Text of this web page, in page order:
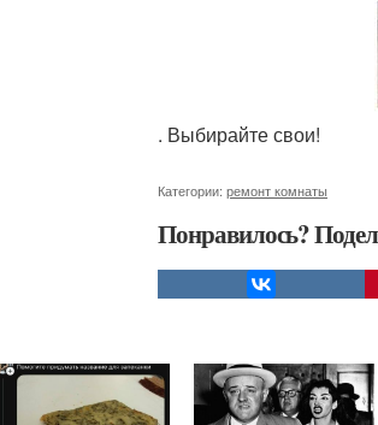
. Выбирайте свои!
Категории: ремонт комнаты
Понравилось?